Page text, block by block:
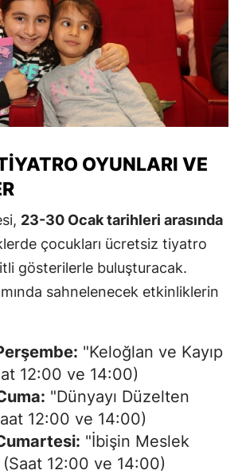
OYUNLARI VE
23-30 Ocak tarihleri arasında
çocukları ücretsiz tiyatro
gösterilerle buluşturacak.
sahnelenecek etkinliklerin
"Keloğlan ve Kayıp
12:00 ve 14:00)
"Dünyayı Düzelten
12:00 ve 14:00)
"İbişin Meslek
(Saat 12:00 ve 14:00)